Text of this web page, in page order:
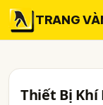
TRANG
Thiết Bị Khí